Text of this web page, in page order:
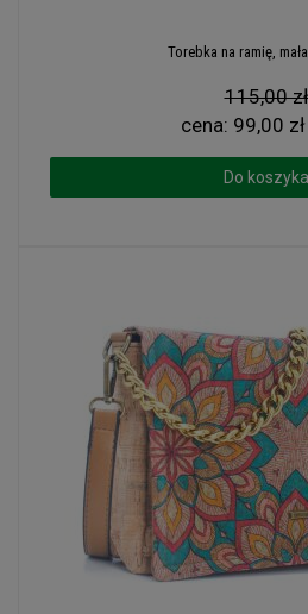
Torebka na ramię,
115,00 zł
cena: 99,00
Do koszyka